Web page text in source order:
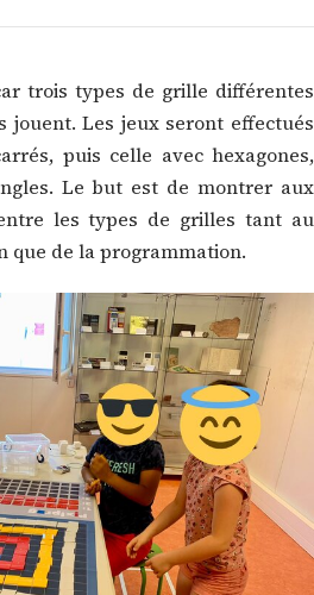
trois types de grille différentes
jouent. Les jeux seront effectués
puis celle avec hexagones,
Le but est de montrer aux
les types de grilles tant au
que de la programmation.